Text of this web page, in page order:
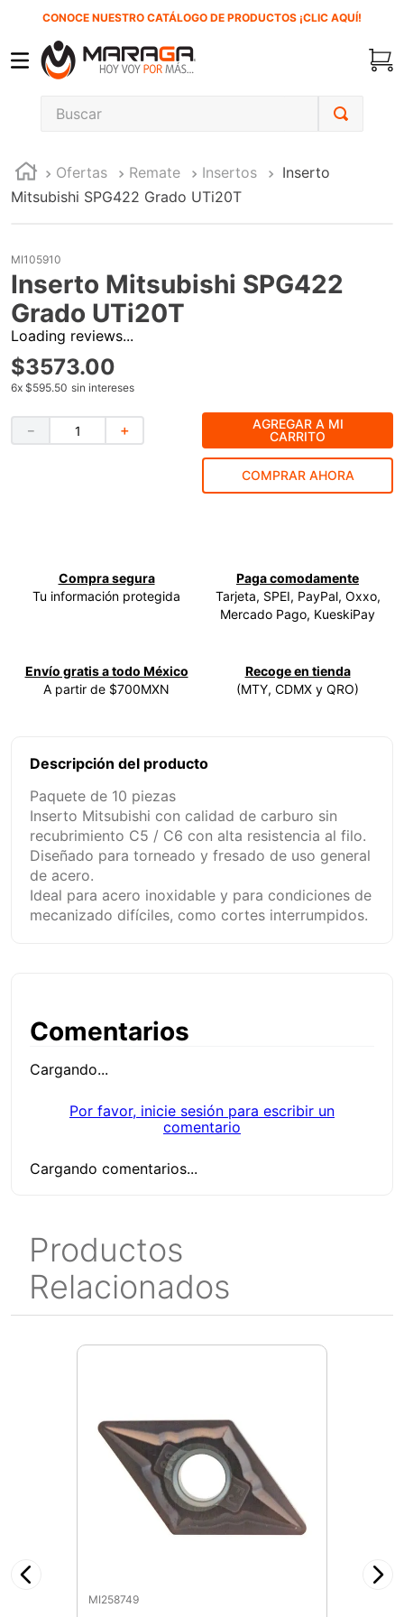
CONOCE NUESTRO CATÁLOGO DE PRODUCTOS ¡CLIC AQUÍ!
Buscar
Ofertas Remate Insertos
Inserto
Mitsubishi SPG422 Grado UTi20T
MI105910
Inserto Mitsubishi SPG422
Grado UTi20T
Loading reviews...
$3573.00
6x $595.50 sin intereses
＋
－
AGREGAR A MI
CARRITO
COMPRAR AHORA
Compra segura
Tu información protegida
Paga comodamente
Tarjeta, SPEI, PayPal, Oxxo,
Mercado Pago, KueskiPay
Envío gratis a todo México
A partir de $700MXN
Recoge en tienda
(MTY, CDMX y QRO)
Descripción del producto
Paquete de 10 piezas
Inserto Mitsubishi con calidad de carburo sin
recubrimiento C5 / C6 con alta resistencia al filo.
Diseñado para torneado y fresado de uso general
de acero.
Ideal para acero inoxidable y para condiciones de
mecanizado difíciles, como cortes interrumpidos.
Comentarios
Cargando...
Por favor, inicie sesión para escribir un
comentario
Cargando comentarios...
Productos
Relacionados
MI258749
1
inversora
2
4
sierra sable
5
-cut